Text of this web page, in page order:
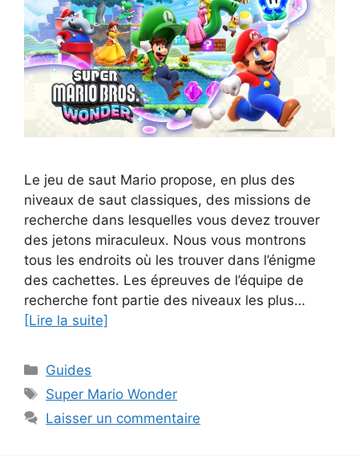
Le jeu de saut Mario propose, en plus des
niveaux de saut classiques, des missions de
recherche dans lesquelles vous devez trouver
des jetons miraculeux. Nous vous montrons
tous les endroits où les trouver dans l’énigme
des cachettes. Les épreuves de l’équipe de
recherche font partie des niveaux les plus…
[Lire la suite]
Catégories
Guides
Étiquettes
Super Mario Wonder
Laisser un commentaire